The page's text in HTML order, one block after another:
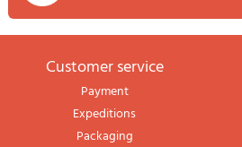
Customer service
Payment
Expeditions
Packaging